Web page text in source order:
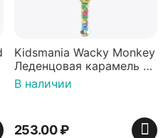
Kidsmania Wacky Monkey
Леденцовая карамель с
игрушкой Ваки Манки
12г, Китай
В наличии
253.00₽